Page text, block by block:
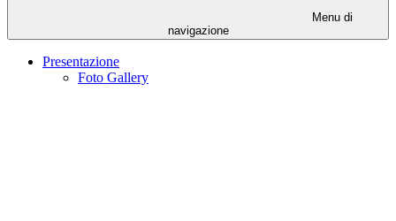
Menu di
navigazione
Presentazione
Foto Gallery